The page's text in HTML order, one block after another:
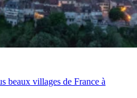
beaux villages de France à